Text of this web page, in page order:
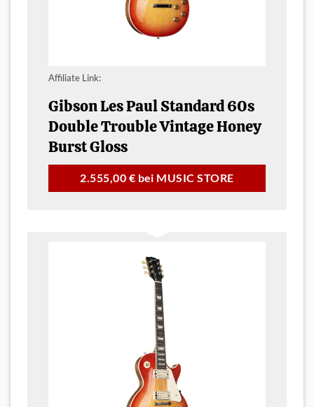
Affiliate Link:
Gibson Les Paul Standard 60s
Double Trouble Vintage Honey
Burst Gloss
2.555,00 € bei MUSIC STORE